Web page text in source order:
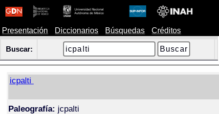
Presentación Diccionarios Búsquedas Créditos
Buscar:
icpalti
Paleografía: jcpalti